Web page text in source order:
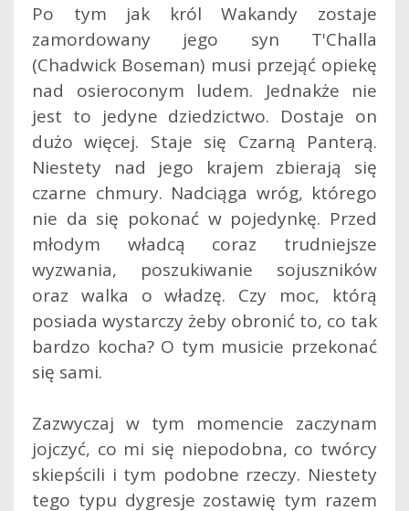
Po tym jak król Wakandy zostaje
zamordowany jego syn T'Challa
(Chadwick Boseman) musi przejąć opiekę
nad osieroconym ludem. Jednakże nie
jest to jedyne dziedzictwo. Dostaje on
dużo więcej. Staje się Czarną Panterą.
Niestety nad jego krajem zbierają się
czarne chmury. Nadciąga wróg, którego
nie da się pokonać w pojedynkę. Przed
młodym władcą coraz trudniejsze
wyzwania, poszukiwanie sojuszników
oraz walka o władzę. Czy moc, którą
posiada wystarczy żeby obronić to, co tak
bardzo kocha? O tym musicie przekonać
się sami.
Zazwyczaj w tym momencie zaczynam
jojczyć, co mi się niepodobna, co twórcy
skiepścili i tym podobne rzeczy. Niestety
tego typu dygresje zostawię tym razem